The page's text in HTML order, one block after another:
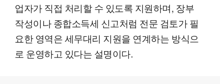
업자가 직접 처리할 수 있도록 지원하며, 장부
작성이나 종합소득세 신고처럼 전문 검토가 필
요한 영역은 세무대리 지원을 연계하는 방식으
로 운영하고 있다는 설명이다.